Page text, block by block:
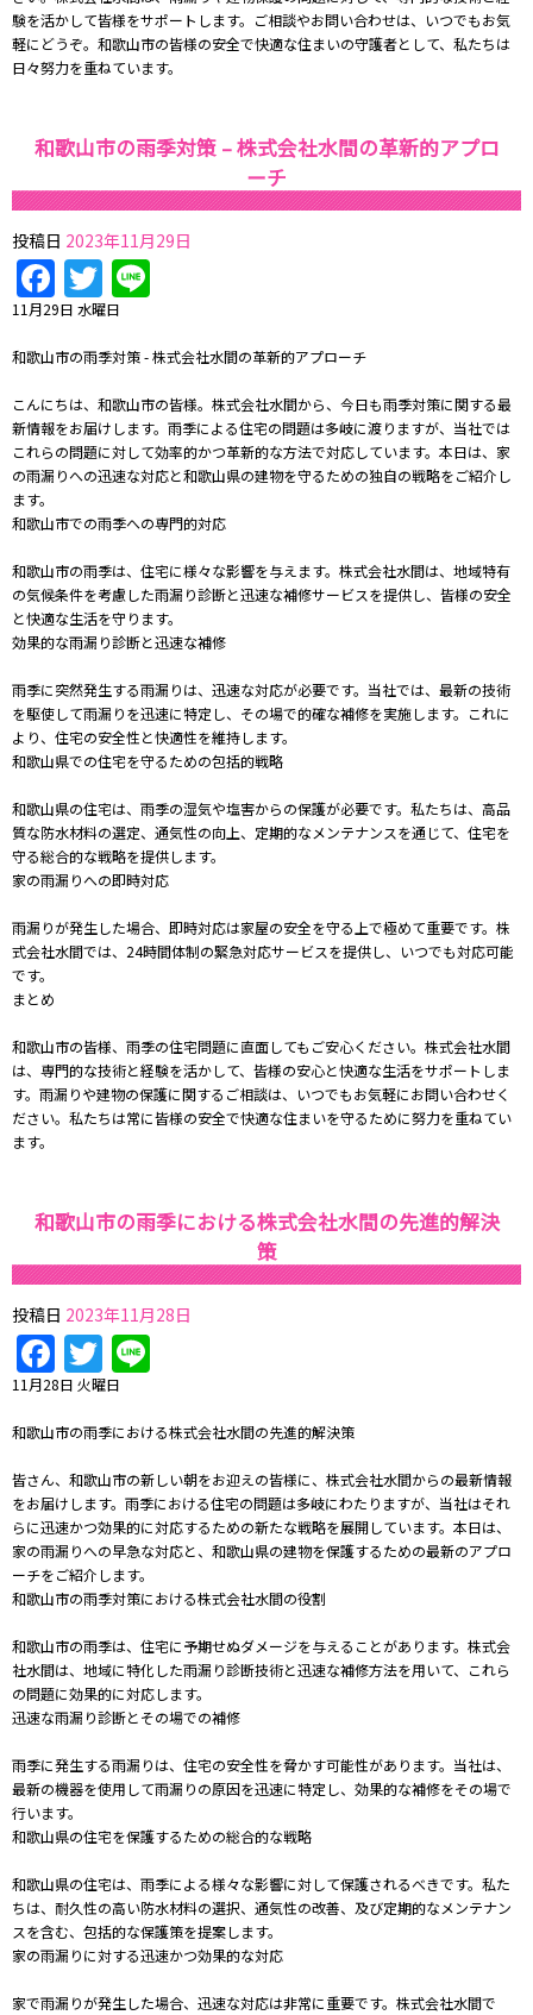
験を活かして皆様をサポートします。ご相談やお問い合わせは、いつでもお気
軽にどうぞ。和歌山市の皆様の安全で快適な住まいの守護者として、私たちは
日々努力を重ねています。
和歌山市の雨季対策 – 株式会社水間の革新的アプロ
ーチ
投稿日 2023年11月29日
Facebook
Twitter
11月29日 水曜日
和歌山市の雨季対策 - 株式会社水間の革新的アプローチ
こんにちは、和歌山市の皆様。株式会社水間から、今日も雨季対策に関する最
新情報をお届けします。雨季による住宅の問題は多岐に渡りますが、当社では
これらの問題に対して効率的かつ革新的な方法で対応しています。本日は、家
の雨漏りへの迅速な対応と和歌山県の建物を守るための独自の戦略をご紹介し
ます。
和歌山市での雨季への専門的対応
和歌山市の雨季は、住宅に様々な影響を与えます。株式会社水間は、地域特有
の気候条件を考慮した雨漏り診断と迅速な補修サービスを提供し、皆様の安全
と快適な生活を守ります。
効果的な雨漏り診断と迅速な補修
雨季に突然発生する雨漏りは、迅速な対応が必要です。当社では、最新の技術
を駆使して雨漏りを迅速に特定し、その場で的確な補修を実施します。これに
より、住宅の安全性と快適性を維持します。
和歌山県での住宅を守るための包括的戦略
和歌山県の住宅は、雨季の湿気や塩害からの保護が必要です。私たちは、高品
質な防水材料の選定、通気性の向上、定期的なメンテナンスを通じて、住宅を
守る総合的な戦略を提供します。
家の雨漏りへの即時対応
雨漏りが発生した場合、即時対応は家屋の安全を守る上で極めて重要です。株
式会社水間では、24時間体制の緊急対応サービスを提供し、いつでも対応可能
です。
まとめ
和歌山市の皆様、雨季の住宅問題に直面してもご安心ください。株式会社水間
は、専門的な技術と経験を活かして、皆様の安心と快適な生活をサポートしま
す。雨漏りや建物の保護に関するご相談は、いつでもお気軽にお問い合わせく
ださい。私たちは常に皆様の安全で快適な住まいを守るために努力を重ねてい
ます。
和歌山市の雨季における株式会社水間の先進的解決
策
投稿日 2023年11月28日
Facebook
Twitter
11月28日 火曜日
和歌山市の雨季における株式会社水間の先進的解決策
皆さん、和歌山市の新しい朝をお迎えの皆様に、株式会社水間からの最新情報
をお届けします。雨季における住宅の問題は多岐にわたりますが、当社はそれ
らに迅速かつ効果的に対応するための新たな戦略を展開しています。本日は、
家の雨漏りへの早急な対応と、和歌山県の建物を保護するための最新のアプロ
ーチをご紹介します。
和歌山市の雨季対策における株式会社水間の役割
和歌山市の雨季は、住宅に予期せぬダメージを与えることがあります。株式会
社水間は、地域に特化した雨漏り診断技術と迅速な補修方法を用いて、これら
の問題に効果的に対応します。
迅速な雨漏り診断とその場での補修
雨季に発生する雨漏りは、住宅の安全性を脅かす可能性があります。当社は、
最新の機器を使用して雨漏りの原因を迅速に特定し、効果的な補修をその場で
行います。
和歌山県の住宅を保護するための総合的な戦略
和歌山県の住宅は、雨季による様々な影響に対して保護されるべきです。私た
ちは、耐久性の高い防水材料の選択、通気性の改善、及び定期的なメンテナン
スを含む、包括的な保護策を提案します。
家の雨漏りに対する迅速かつ効果的な対応
家で雨漏りが発生した場合、迅速な対応は非常に重要です。株式会社水間で